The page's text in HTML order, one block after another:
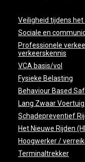
Veiligheid tijdens
Sociale en
Professionele
verkeerskennis
VCA basis/vol
Fysieke Belasting
Behaviour Based
Lang Zwaar
Schadepreventief
Het Nieuwe Rijden
Hoogwerker /
Terminaltrekker